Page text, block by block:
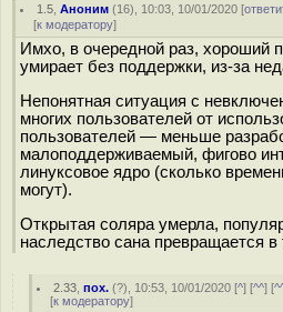
1.5 ,Аноним (16), 10:03, 10/01/2020 [
[к модератору]
Имхо, в очередной раз, хороший
умирает без поддержки, из-за
Непонятная ситуация с
многих пользователей от
пользователей — меньше
малоподдерживаемый, фигово
линуксовое ядро (сколько
могут).
Открытая соляра умерла,
наследство сана превращается в
2.33 ,пох. (?), 10:53, 10/01/2020 [^] [^^] [
[к модератору]